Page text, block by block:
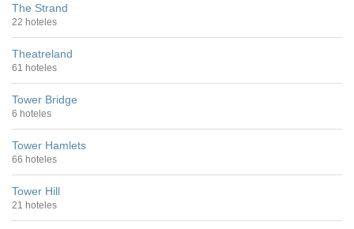
The Strand
22 hoteles
Theatreland
61 hoteles
Tower Bridge
6 hoteles
Tower Hamlets
66 hoteles
Tower Hill
21 hoteles